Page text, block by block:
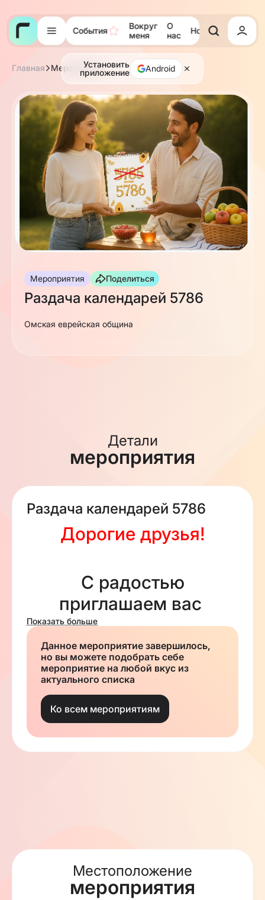
События
Вокруг
меня
О
нас
Новости Тора
Установить
приложение
Android
Главная Мероприятия
Мероприятия Поделиться
Раздача календарей 5786
Омская еврейская община
Детали
мероприятия
Раздача календарей 5786
Дорогие друзья!
С радостью
приглашаем вас
получить календари на
5786 год.
Выдача состоится в
синагоге
(на 2 этаже) с 14
сентября.
Показать больше
Данное мероприятие завершилось,
но вы можете подобрать себе
мероприятие на любой вкус из
актуального списка
Ко всем мероприятиям
Местоположение
мероприятия